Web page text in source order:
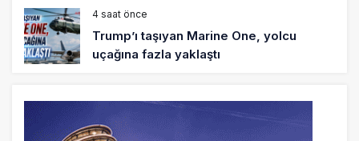
4 saat önce
Trump’ı taşıyan Marine One, yolcu
uçağına fazla yaklaştı
Emirates A380 yolcu rahatsızlanınca
İstanbul’a indi